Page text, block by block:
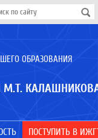
ОБРАЗОВАНИЯ
М.Т.
ПОСТУПИТЬ В